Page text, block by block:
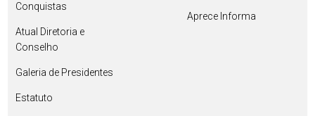
Conquistas
Atual Diretoria e
Conselho
Galeria de Presidentes
Estatuto
Aprece Informa